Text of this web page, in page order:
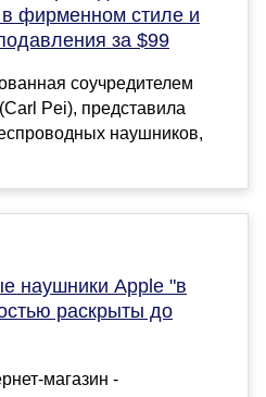
фирменном стиле и
за $99
соучредителем
Pei), представила
наушников,
наушники Apple "в
раскрыты до
магазин -